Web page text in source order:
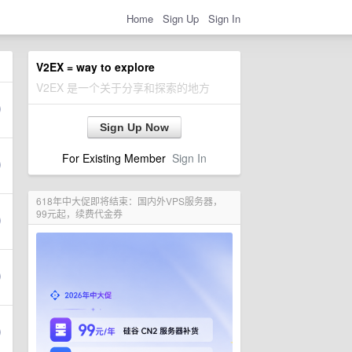
Home Sign Up Sign In
V2EX = way to explore
V2EX 是一个关于分享和探索的地方
Sign Up Now
For Existing Member Sign In
618年中大促即将结束：国内外VPS服务器，
99元起，续费代金券